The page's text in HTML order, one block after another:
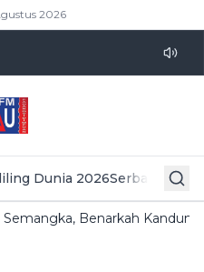
2026
Dunia 2026Serba Serbi
Semangka, Benarkah